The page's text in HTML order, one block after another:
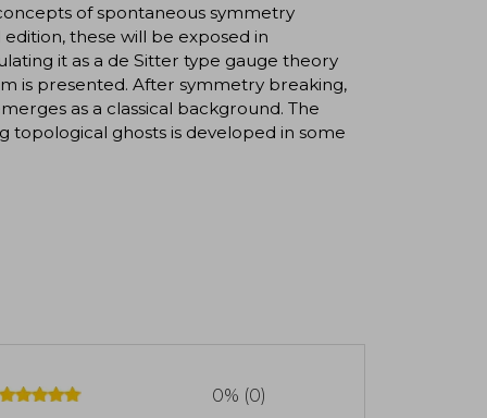
of spontaneous symmetry
these will be exposed in
it as a de Sitter type gauge theory
is presented. After symmetry breaking,
as a classical background. The
ghosts is developed in some
0% (0)